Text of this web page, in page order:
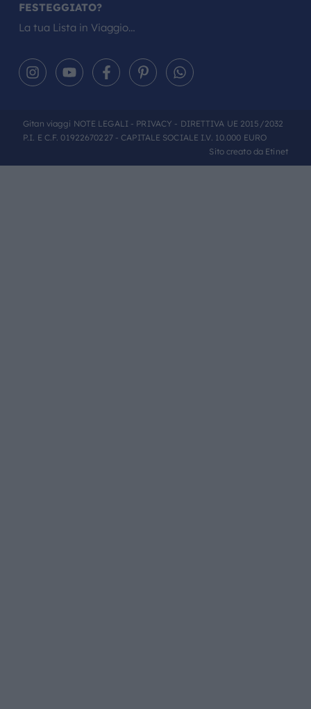
FESTEGGIATO?
La tua Lista in Viaggio…
Gitan viaggi NOTE LEGALI- PRIVACY - DIRETTIVA UE 2015/2032
P.I. E C.F. 01922670227 - CAPITALE SOCIALE I.V. 10.000 EURO
Sito creato da Etinet